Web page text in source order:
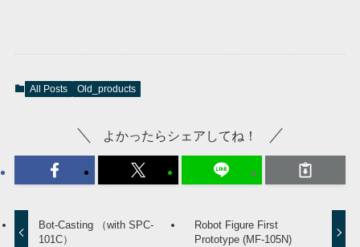
All Posts Old_products
よかったらシェアしてね！
Bot-Casting （with SPC-
101C）
Robot Figure First
Prototype (MF-105N)